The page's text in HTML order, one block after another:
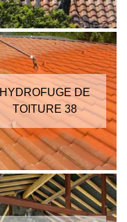
HYDROFUGE DE
TOITURE 38